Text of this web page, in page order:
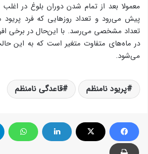
معمولا بعد از تمام شدن دوران بلوغ در
پیش می‌رود و تعداد روزهایی که فرد پریود
تعداد مشخصی می‌رسد. با این‌حال در برخی
در ماه‌های متفاوت متغیر است که به این
می‌شود.
پریود نامنظم قاعدگی نامنظم